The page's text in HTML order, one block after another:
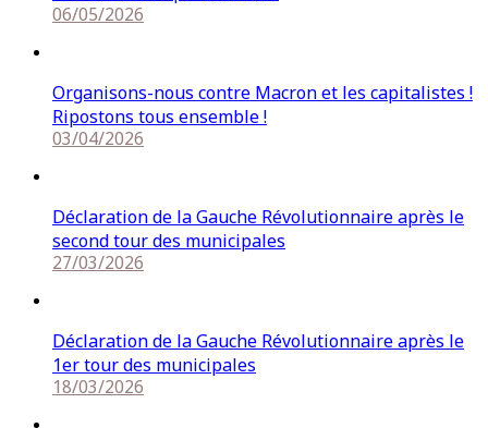
06/05/2026
Organisons-nous contre Macron et les capitalistes !
Ripostons tous ensemble !
03/04/2026
Déclaration de la Gauche Révolutionnaire après le
second tour des municipales
27/03/2026
Déclaration de la Gauche Révolutionnaire après le
1er tour des municipales
18/03/2026